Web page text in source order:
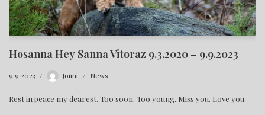
Hosanna Hey Sanna Vitoraz 9.3.2020 – 9.9.2023
9.9.2023 Jouni News
Rest in peace my dearest. Too soon. Too young. Miss you. Love you.